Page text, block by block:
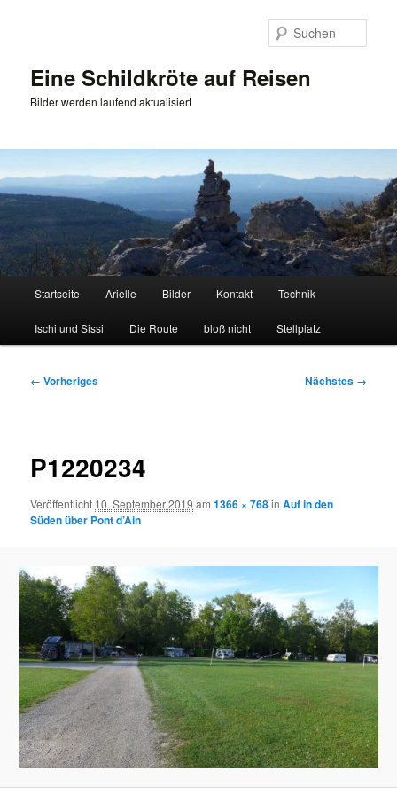
Eine Schildkröte auf Reisen
Bilder werden laufend aktualisiert
Startseite Arielle Bilder Kontakt Technik
Ischi und Sissi Die Route bloß nicht Stellplatz
Bilder-
← Vorheriges Nächstes →
P1220234
Veröffentlicht 10. September 2019 am1366 × 768inAuf in den
Süden über Pont d’Ain